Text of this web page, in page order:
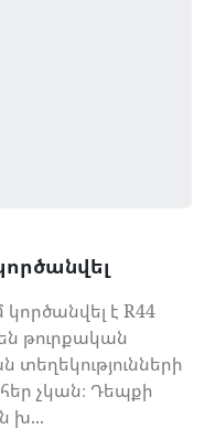
է R44
թուրքական
չկան։ Դեպքի
խ...